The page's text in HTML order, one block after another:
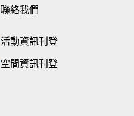
聯絡我們
活動資訊刊登
空間資訊刊登